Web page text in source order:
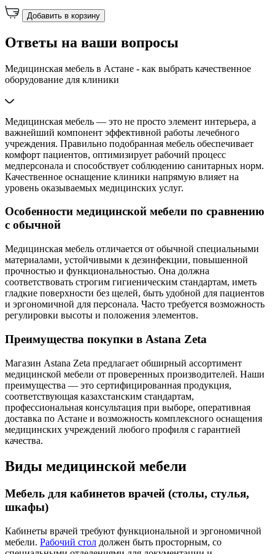
Добавить в корзину
Ответы на ваши вопросы
Медицинская мебель в Астане - как выбрать качественное
оборудование для клиники
Медицинская мебель — это не просто элемент интерьера, а
важнейший компонент эффективной работы лечебного
учреждения. Правильно подобранная мебель обеспечивает
комфорт пациентов, оптимизирует рабочий процесс
медперсонала и способствует соблюдению санитарных норм.
Качественное оснащение клиники напрямую влияет на
уровень оказываемых медицинских услуг.
Особенности медицинской мебели по сравнению
с обычной
Медицинская мебель отличается от обычной специальными
материалами, устойчивыми к дезинфекции, повышенной
прочностью и функциональностью. Она должна
соответствовать строгим гигиеническим стандартам, иметь
гладкие поверхности без щелей, быть удобной для пациентов
и эргономичной для персонала. Часто требуется возможность
регулировки высоты и положения элементов.
Преимущества покупки в Astana Zeta
Магазин Astana Zeta предлагает обширный ассортимент
медицинской мебели от проверенных производителей. Наши
преимущества — это сертифицированная продукция,
соответствующая казахстанским стандартам,
профессиональная консультация при выборе, оперативная
доставка по Астане и возможность комплексного оснащения
медицинских учреждений любого профиля с гарантией
качества.
Виды медицинской мебели
Мебель для кабинетов врачей (столы, стулья,
шкафы)
Кабинеты врачей требуют функциональной и эргономичной
мебели. Рабочий стол должен быть просторным, со